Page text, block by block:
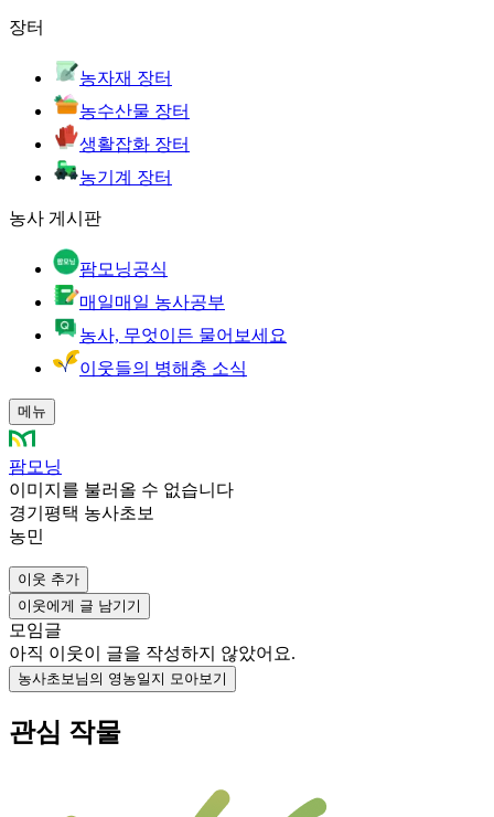
장터
농자재 장터
농수산물 장터
생활잡화 장터
농기계 장터
농사 게시판
팜모닝공식
매일매일 농사공부
농사, 무엇이든 물어보세요
이웃들의 병해충 소식
메뉴
팜모닝
이미지를 불러올 수 없습니다
경기평택 농사초보
농민
이웃 추가
이웃에게 글 남기기
모임글
아직 이웃이 글을 작성하지 않았어요.
농사초보님의 영농일지 모아보기
관심 작물